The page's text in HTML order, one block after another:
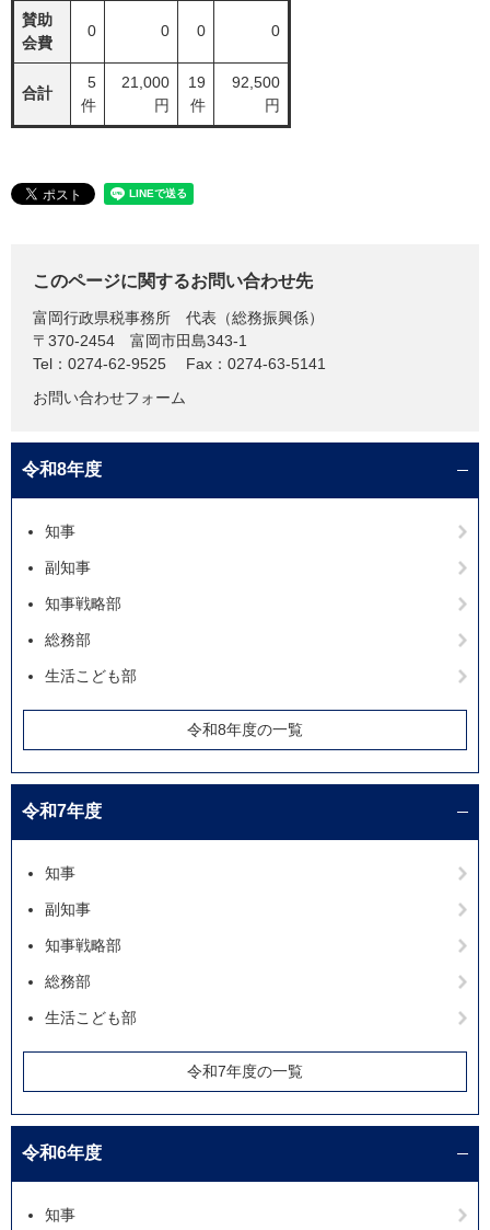
賛助
会費
0 0 0 0
合計
5
件
21,000
円
19
件
92,500
円
このページに関するお問い合わせ先
富岡行政県税事務所
代表（総務振興係）
〒370-2454
富岡市田島343-1
Tel：0274-62-9525
Fax：0274-63-5141
お問い合わせフォーム
令和8年度
知事
副知事
知事戦略部
総務部
生活こども部
令和8年度の一覧
令和7年度
知事
副知事
知事戦略部
総務部
生活こども部
令和7年度の一覧
令和6年度
知事